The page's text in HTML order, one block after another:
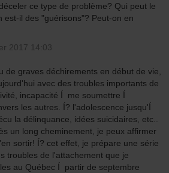
ce type de problème? Qui peut le
est-il des "guérisons"? Peut-on en
2017 14:03
de graves déchirements en début de vie,
avec des troubles importants de
incapacité Í me soumettre Í
les autres. Í? l'adolescence jusqu'Í
la délinquance, idées suicidaires, etc..
un long cheminement, je peux affirmer
sortir! Í? cet effet, je prépare une série
troubles de l'attachement que je
au Québec Í partir de septembre